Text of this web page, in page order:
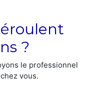
?
le professionnel
vous.